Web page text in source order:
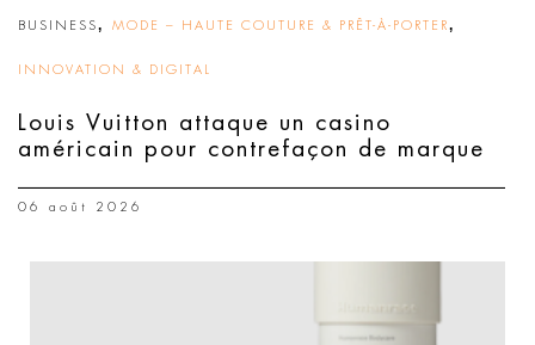
BUSINESS, MODE – HAUTE COUTURE & PRÊT-À-PORTER,
INNOVATION & DIGITAL
Louis Vuitton attaque un casino
américain pour contrefaçon de marque
06 août 2026